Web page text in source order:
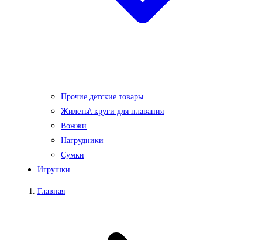
Прочие детские товары
Жилеты\ круги для плавания
Вожжи
Нагрудники
Сумки
Игрушки
Главная